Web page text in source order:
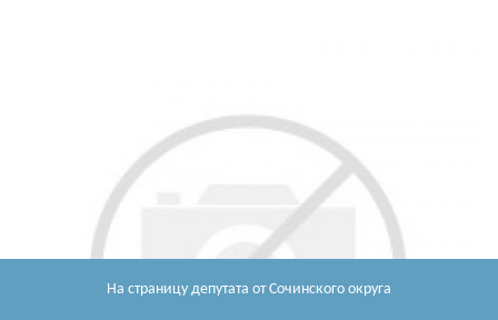
На страницу депутата от Сочинского округа